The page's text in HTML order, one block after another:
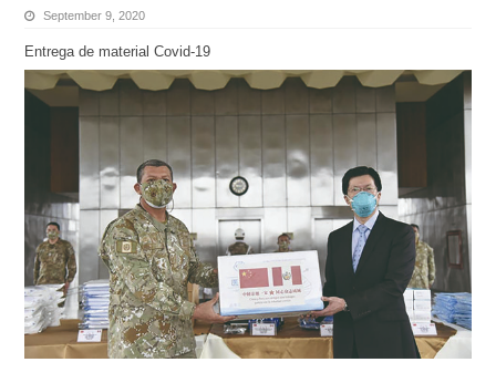
September 9, 2020
Entrega de material Covid-19